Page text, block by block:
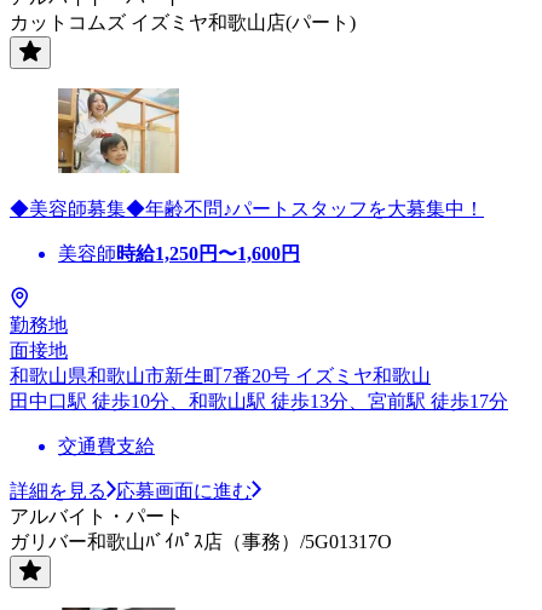
カットコムズ イズミヤ和歌山店(パート)
◆美容師募集◆年齢不問♪パートスタッフを大募集中！
美容師時給1,250円〜1,600円
勤務地
面接地
和歌山県和歌山市新生町7番20号 イズミヤ和歌山
田中口駅 徒歩10分、和歌山駅 徒歩13分、宮前駅 徒歩17分
交通費支給
詳細を見る
応募画面に進む
アルバイト・パート
ガリバー和歌山ﾊﾞｲﾊﾟｽ店（事務）/5G01317O